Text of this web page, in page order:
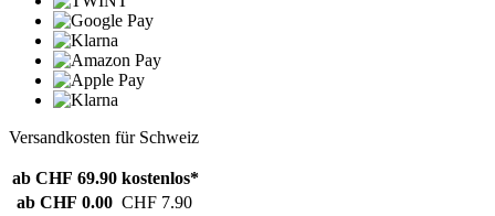
Versandkosten für Schweiz
ab CHF 69.90 kostenlos*
ab CHF 0.00 CHF 7.90